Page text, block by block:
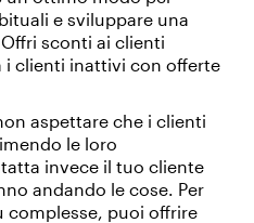
e sviluppare una
sconti ai clienti
clienti inattivi con offerte
aspettare che i clienti
le loro
invece il tuo cliente
andando le cose. Per
puoi offrire